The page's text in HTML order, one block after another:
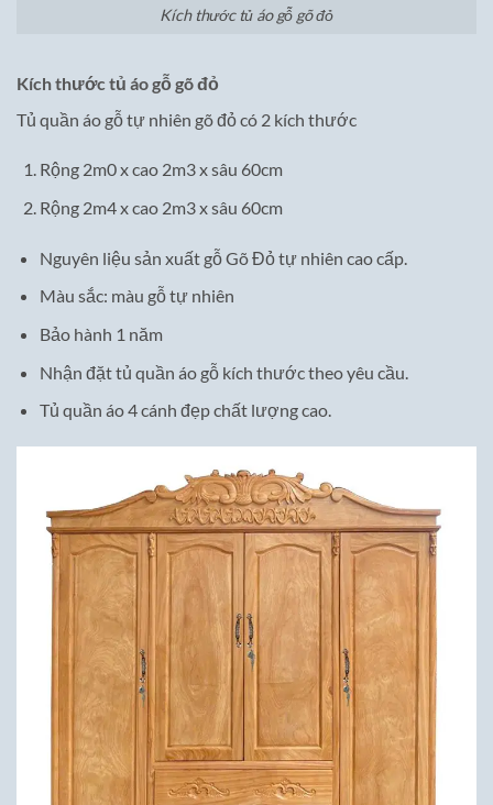
Kích thước tủ áo gỗ gõ đỏ
Kích thước tủ áo gỗ gõ đỏ
Tủ quần áo gỗ tự nhiên gõ đỏ có 2 kích thước
Rộng 2m0 x cao 2m3 x sâu 60cm
Rộng 2m4 x cao 2m3 x sâu 60cm
Nguyên liệu sản xuất gỗ Gõ Đỏ tự nhiên cao cấp.
Màu sắc: màu gỗ tự nhiên
Bảo hành 1 năm
Nhận đặt tủ quần áo gỗ kích thước theo yêu cầu.
Tủ quần áo 4 cánh đẹp chất lượng cao.